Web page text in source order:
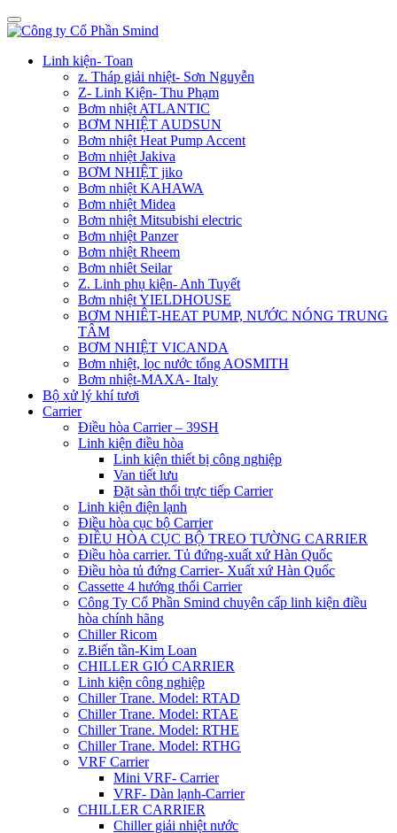
Linh kiện- Toan
z. Tháp giải nhiệt- Sơn Nguyễn
Z- Linh Kiện- Thu Phạm
Bơm nhiệt ATLANTIC
BƠM NHIỆT AUDSUN
Bơm nhiệt Heat Pump Accent
Bơm nhiệt Jakiva
BƠM NHIỆT jiko
Bơm nhiệt KAHAWA
Bơm nhiệt Midea
Bơm nhiệt Mitsubishi electric
Bơm nhiệt Panzer
Bơm nhiệt Rheem
Bơm nhiêt Seilar
Z. Linh phụ kiện- Anh Tuyết
Bơm nhiệt YIELDHOUSE
BƠM NHIÊT-HEAT PUMP, NƯỚC NÓNG TRUNG
TÂM
BƠM NHIỆT VICANDA
Bơm nhiệt, lọc nước tổng AOSMITH
Bơm nhiệt-MAXA- Italy
Bộ xử lý khí tươi
Carrier
Điều hòa Carrier – 39SH
Linh kiện điều hòa
Linh kiện thiết bị công nghiệp
Van tiết lưu
Đặt sàn thổi trực tiếp Carrier
Linh kiện điện lạnh
Điều hòa cục bộ Carrier
ĐIỀU HÒA CỤC BỘ TREO TƯỜNG CARRIER
Điều hòa carrier. Tủ đứng-xuất xứ Hàn Quốc
Điều hòa tủ đứng Carrier- Xuất xứ Hàn Quốc
Cassette 4 hướng thổi Carrier
Công Ty Cổ Phần Smind chuyên cấp linh kiện điều
hòa chính hãng
Chiller Ricom
z.Biến tần-Kim Loan
CHILLER GIÓ CARRIER
Linh kiện công nghiệp
Chiller Trane. Model: RTAD
Chiller Trane. Model: RTAE
Chiller Trane. Model: RTHE
Chiller Trane. Model: RTHG
VRF Carrier
Mini VRF- Carrier
VRF- Dàn lạnh-Carrier
CHILLER CARRIER
Chiller giải nhiệt nước